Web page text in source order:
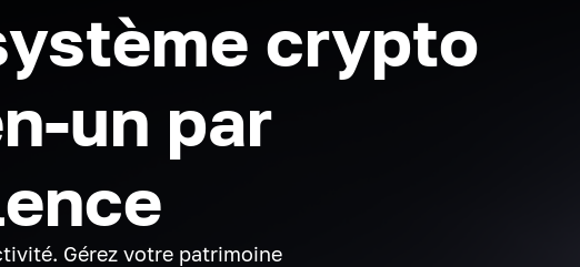
crypto
un par
Gérez votre patrimoine